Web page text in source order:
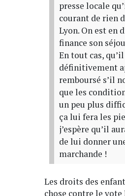
presse locale
courant de rien
Lyon. On est en
finance son
En tout cas,
définitivement
remboursé s’il
que les
un peu plus
ça lui fera les
j’espère qu’il
de lui donner
marchande !
Les droits des
chose contre le vote